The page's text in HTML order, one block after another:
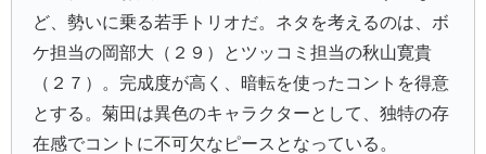
ど、勢いに乗る若手トリオだ。ネタを考えるのは、ボ
ケ担当の岡部大（２９）とツッコミ担当の秋山寛貴
（２７）。完成度が高く、暗転を使ったコントを得意
とする。菊田は異色のキャラクターとして、独特の存
在感でコントに不可欠なピースとなっている。